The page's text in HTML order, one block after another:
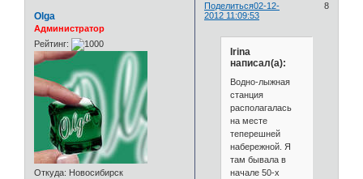
Поделиться 8
02-12-
2012 11:09:53
Olga
Администратор
Рейтинг:
Откуда: Новосибирск
Irina
написал(а):
Водно-лыжная
станция
располагалась
на месте
теперешней
набережной. Я
там бывала в
начале 50-х